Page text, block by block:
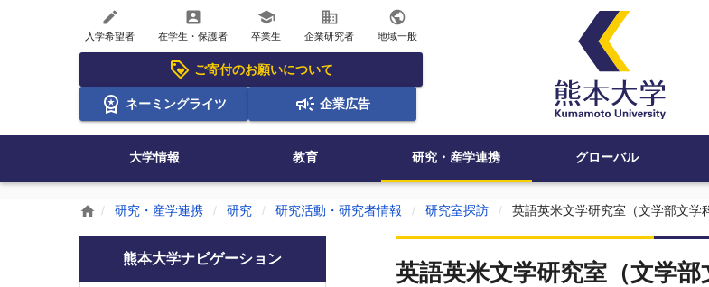
create
入学希望者
account_box
在学生・保護者
school
卒業生
business
企業研究者
public
地域一般
ご寄付のお願いについて
ネーミングライツ 企業広告
大学情報 教育 研究・産学連携 グローバル
home 研究・産学連携 研究 研究活動・研究者情報 研究室探訪 英語英米文学研究室（文学部文学
英語英米文学研究室（文学部
熊本大学ナビゲーション